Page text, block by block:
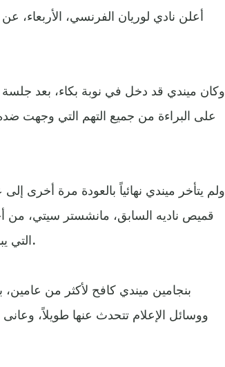
أعلن نادي لوريان الفرنسي، الأربعاء،
وكان ميندي قد دخل في نوبة بكاء، بعد
ولم يتأخر ميندي نهائياً بالعودة مرة أخرى
قميص ناديه السابق، مانشستر سيتي، من
التي يبدو وأنه حافظ عليها أثناء سجنه في المملكة المتحدة.
بنجامين ميندي كافح لأكثر من
ووسائل الإعلام تتحدث عنها طويلاً،